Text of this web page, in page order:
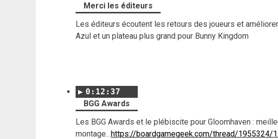
Merci les éditeurs
Les éditeurs écoutent les retours des joueurs et
Azul et un plateau plus grand pour Bunny Kingdom
0:12:37
BGG Awards
Les BGG Awards et le plébiscite pour Gloomhaven :
montage…https://boardgamegeek.com/thread/1955324/